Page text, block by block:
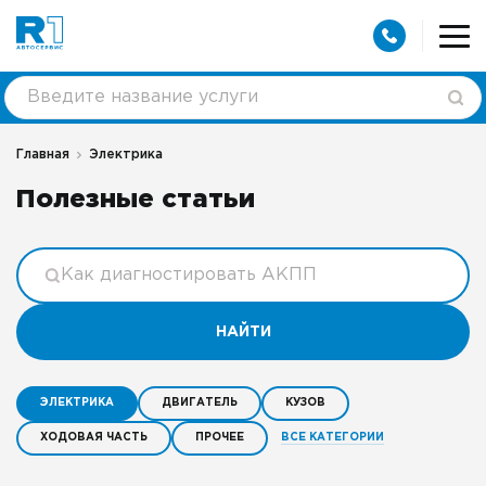
Главная Электрика
Полезные статьи
НАЙТИ
ЭЛЕКТРИКА ДВИГАТЕЛЬ КУЗОВ
ХОДОВАЯ ЧАСТЬ ПРОЧЕЕ ВСЕ КАТЕГОРИИ